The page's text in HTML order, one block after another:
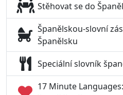
Stěhovat se do
Španělskou-slovní
Španělsku
Speciální slovník
17 Minute